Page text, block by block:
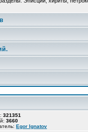
321351
3660
Egor Ignatov